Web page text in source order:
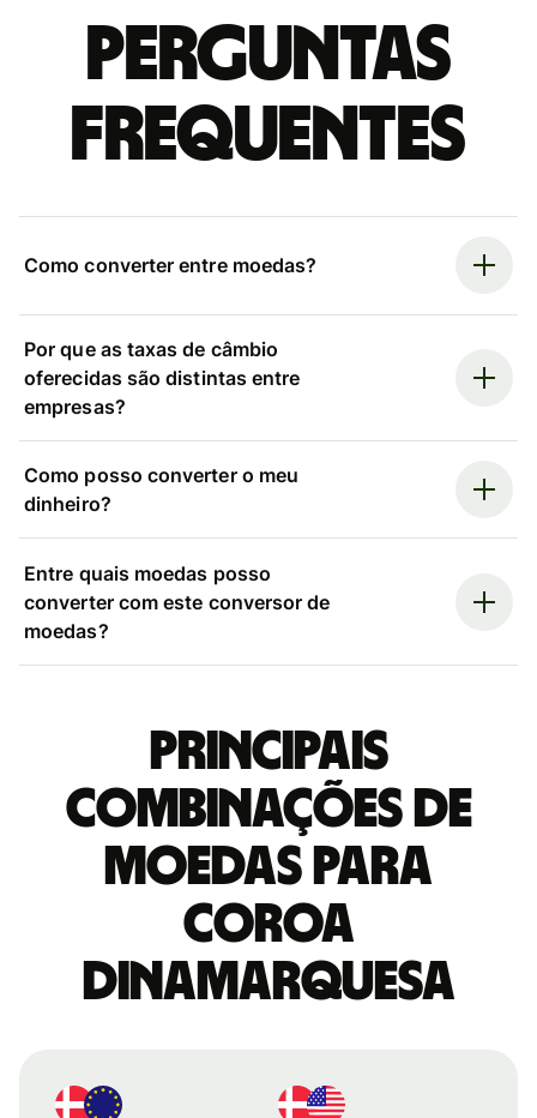
Perguntas
frequentes
Como converter entre moedas?
Por que as taxas de câmbio
oferecidas são distintas entre
empresas?
Como posso converter o meu
dinheiro?
Entre quais moedas posso
converter com este conversor de
moedas?
Principais
combinações de
moedas para
Coroa
dinamarquesa